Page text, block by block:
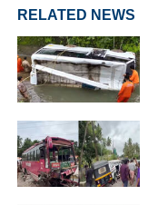
RELATED NEWS